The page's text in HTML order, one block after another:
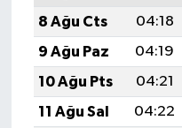
8 Ağu Cts
04:18
9 Ağu Paz
04:19
10 Ağu Pts
04:21
11 Ağu Sal
04:22